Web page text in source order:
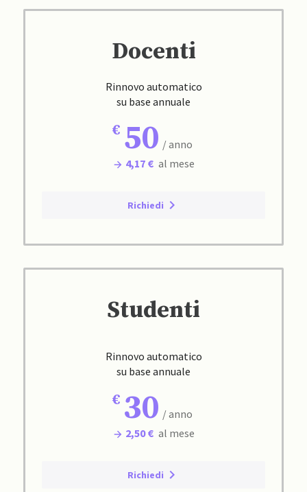
Docenti
Rinnovo automatico
su base annuale
50 / anno
4,17 € al mese
Richiedi
Studenti
Rinnovo automatico
su base annuale
30 / anno
2,50 € al mese
Richiedi